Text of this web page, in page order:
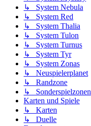
↳ System Nebula
↳ System Red
↳ System Thalia
↳ System Tulon
↳ System Turnus
↳ System Tyr
↳ System Zonas
↳ Neuspielerplanet
↳ Randzone
↳ Sonderspielzonen
Karten und Spiele
↳ Karten
↳ Duelle